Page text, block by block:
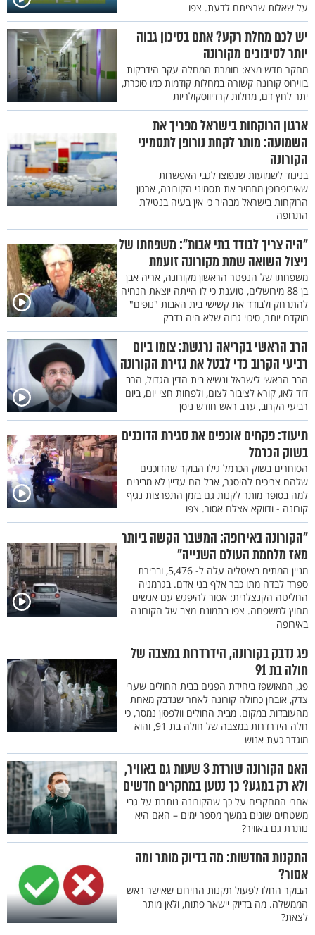
על שאלות שרציתם לדעת. צפו
יש לכם מחלת רקע? אתם בסיכון גבוה
יותר לסיבוכים מקורונה
מחקר חדש מצא: חומרת המחלה עקב הידבקות
בווירוס קורונה קשורה במחלות קודמות כמו סוכרת,
יתר לחץ דם, מחלות קרדיווסקולריות
ארגון הרוקחות בישראל מפריך את
השמועה: מותר לקחת נורופן לתסמיני
הקורונה
בניגוד לשמועות שנפוצו לגבי האפשרות
שאיבופרופן מחמיר את תסמיני הקורונה, ארגון
הרוקחות בישראל מבהיר כי אין בעיה בנטילת
התרופה
"היה צריך לבודד בתי אבות": משפחתו של
ניצול השואה שמת מקורונה זועמת
משפחתו של הנפטר הראשון מקורונה, אריה אבן
בן 88 מירושלים, טוענת כי לו הייתה יוצאת הנחיה
להתרחק ולבודד את קשישי בית האבות "נופים"
מוקדם יותר, סיכוי גבוה שלא היה נדבק
הרב הראשי בקריאה נרגשת: צומו ביום
רביעי הקרוב כדי לבטל את גזירת הקורונה
הרב הראשי לישראל ונשיא בית הדין הגדול, הרב
דוד לאו, קורא לציבור לצום, ולפחות חצי יום, ביום
רביעי הקרוב, ערב ראש חודש ניסן
תיעוד: פקחים אוכפים את סגירת הדוכנים
בשוק הכרמל
הסוחרים בשוק הכרמל גילו הבוקר שהדוכנים
שלהם צריכים להיסגר, אבל הם עדיין לא מבינים
למה בסופר מותר לקנות גם בזמן התפרצות נגיף
קורונה - ודווקא אצלם אסור. צפו
"הקורונה באירופה: המשבר הקשה ביותר
מאז מלחמת העולם השנייה"
מניין המתים באיטליה עלה ל- 5,476, ובבירת
ספרד לבדה מתו כבר אלף בני אדם. בגרמניה
החליטה הקנצלרית: אסור להיפגש עם אנשים
מחוץ למשפחה. צפו בתמונת מצב של הקורונה
באירופה
פג נדבק בקורונה, הידרדרות במצבה של
חולה בת 91
פג, המאושפז ביחידת הפגים בבית החולים שערי
צדק, אובחן כחולה קורונה לאחר שנדבק מאחת
מהעובדות במקום. מבית החולים וולפסון נמסר, כי
חלה הידרדרות במצבה של חולה בת 91, והוא
מוגדר כעת אנוש
האם הקורונה שורדת 3 שעות גם באוויר,
ולא רק במגע? כך נטען במחקרים חדשים
אחרי המחקרים על כך שהקורונה נותרת על גבי
משטחים שונים במשך מספר ימים – האם היא
נותרת גם באוויר?
התקנות החדשות: מה בדיוק מותר ומה
אסור?
הבוקר החלו לפעול תקנות החירום שאישר ראש
הממשלה. מה בדיוק יישאר פתוח, ולאן מותר
לצאת?